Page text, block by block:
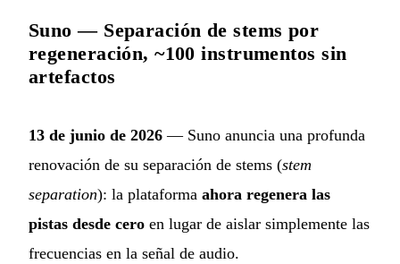
Suno — Separación de stems por
regeneración, ~100 instrumentos sin
artefactos
13 de junio de 2026 — Suno anuncia una profunda
renovación de su separación de stems (stem
separation): la plataforma ahora regenera las
pistas desde cero en lugar de aislar simplemente las
frecuencias en la señal de audio.